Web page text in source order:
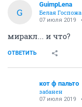
G
GuimpLena
Белая Госпожа
07 июля 2019
миракл... и что?
ОТВЕТИТЬ
кот ф пальто
забанен
07 июля 2019